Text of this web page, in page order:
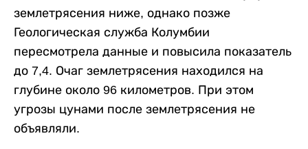
землетрясения ниже, однако позже
Геологическая служба Колумбии
пересмотрела данные и повысила показатель
до 7,4. Очаг землетрясения находился на
глубине около 96 километров. При этом
угрозы цунами после землетрясения не
объявляли.